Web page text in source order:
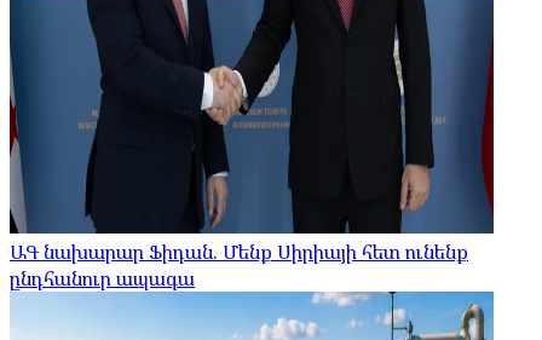
ԱԳ նախարար Ֆիդան. Մենք Սիրիայի հետ ունենք
ընդհանուր ապագա